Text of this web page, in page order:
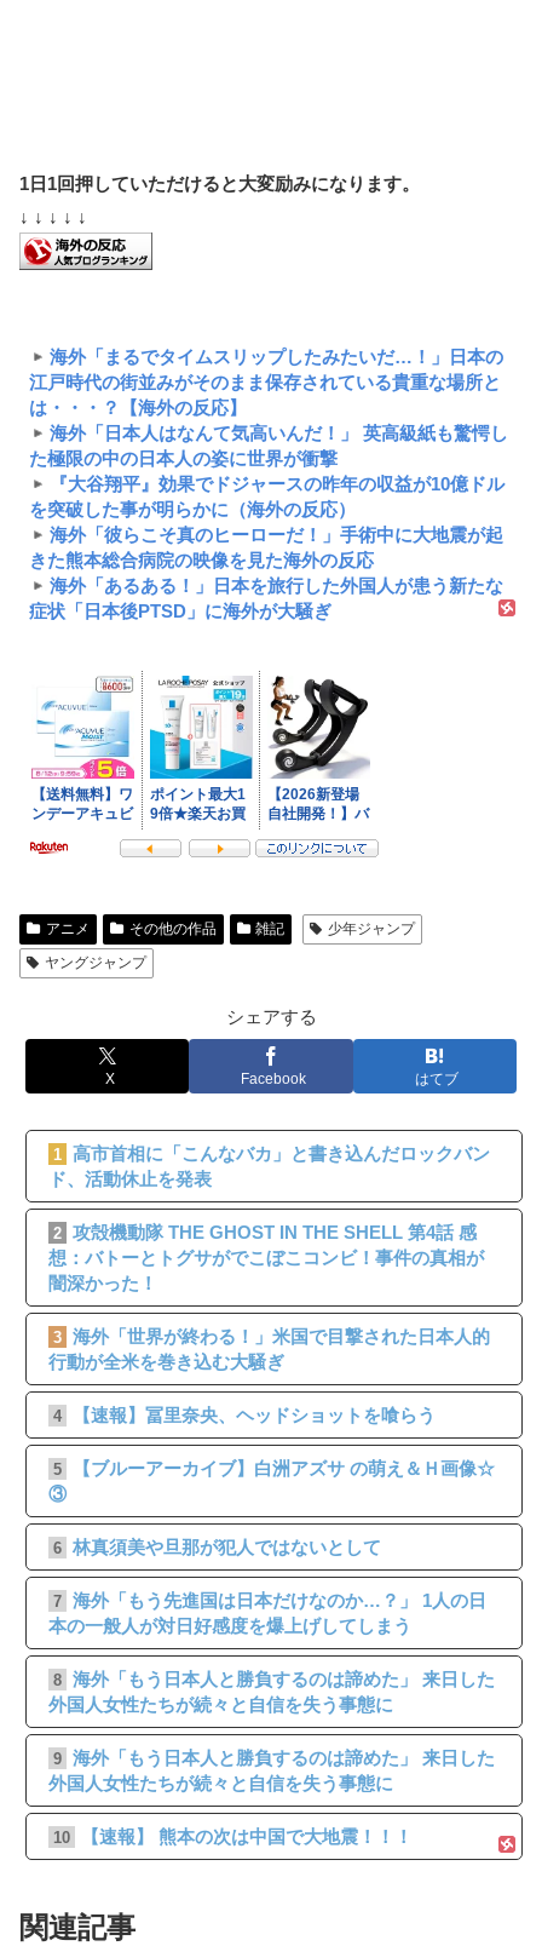
1日1回押していただけると大変励みになります。
↓ ↓ ↓ ↓ ↓
海外「まるでタイムスリップしたみたいだ…！」日本の
江戸時代の街並みがそのまま保存されている貴重な場所と
は・・・？【海外の反応】
海外「日本人はなんて気高いんだ！」 英高級紙も驚愕し
た極限の中の日本人の姿に世界が衝撃
『大谷翔平』効果でドジャースの昨年の収益が10億ドル
を突破した事が明らかに（海外の反応）
海外「彼らこそ真のヒーローだ！」手術中に大地震が起
きた熊本総合病院の映像を見た海外の反応
海外「あるある！」日本を旅行した外国人が患う新たな
症状「日本後PTSD」に海外が大騒ぎ
アニメ その他の作品 雑記
少年ジャンプ
ヤングジャンプ
シェアする
X Facebook はてブ
1 高市首相に「こんなバカ」と書き込んだロックバン
ド、活動休止を発表
2 攻殻機動隊 THE GHOST IN THE SHELL 第4話 感
想：バトーとトグサがでこぼこコンビ！事件の真相が
闇深かった！
3 海外「世界が終わる！」米国で目撃された日本人的
行動が全米を巻き込む大騒ぎ
4 【速報】冨里奈央、ヘッドショットを喰らう
5
【ブルーアーカイブ】白洲アズサ の萌え＆Ｈ画像☆
③
6 林真須美や旦那が犯人ではないとして
7 海外「もう先進国は日本だけなのか…？」 1人の日
本の一般人が対日好感度を爆上げしてしまう
8 海外「もう日本人と勝負するのは諦めた」 来日した
外国人女性たちが続々と自信を失う事態に
9 海外「もう日本人と勝負するのは諦めた」 来日した
外国人女性たちが続々と自信を失う事態に
10 【速報】 熊本の次は中国で大地震！！！
関連記事